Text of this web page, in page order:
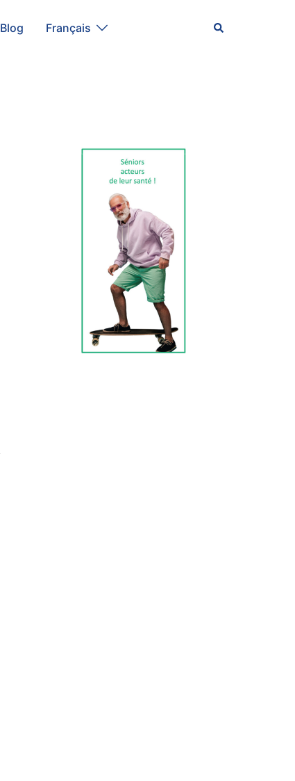
Blog Français Rechercher